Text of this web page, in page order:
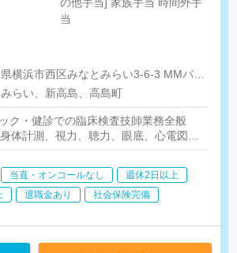
の他手当] 家族手当 時間外手
当
らい、新高島、高島町
ク・健診での臨床検査技師業務全般
身体計測、視力、聴力、眼底、心電図、肺機
当直・オンコールなし
週休2日以上
退職金あり 社会保険完備